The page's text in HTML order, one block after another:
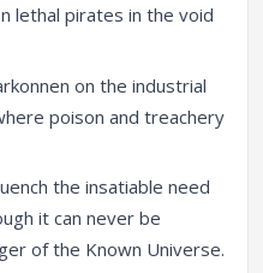
lethal pirates in the void
on the industrial
poison and treachery
the insatiable need
it can never be
of the Known Universe.